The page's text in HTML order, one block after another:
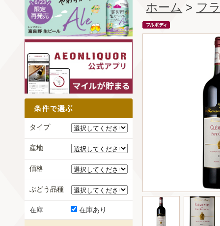
ホーム > フ
タイプ
産地
価格
ぶどう品種
在庫 在庫あり